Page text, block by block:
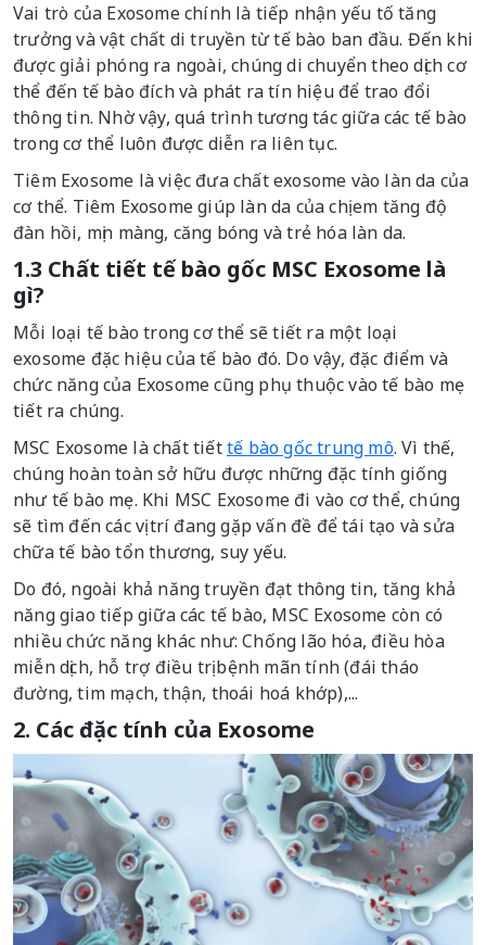
Vai trò của Exosome chính là tiếp nhận yếu tố tăng
trưởng và vật chất di truyền từ tế bào ban đầu. Đến khi
được giải phóng ra ngoài, chúng di chuyển theo dịch cơ
thể đến tế bào đích và phát ra tín hiệu để trao đổi
thông tin. Nhờ vậy, quá trình tương tác giữa các tế bào
trong cơ thể luôn được diễn ra liên tục.
Tiêm Exosome là việc đưa chất exosome vào làn da của
cơ thể. Tiêm Exosome giúp làn da của chị em tăng độ
đàn hồi, mịn màng, căng bóng và trẻ hóa làn da.
1.3 Chất tiết tế bào gốc MSC Exosome là
gì?
Mỗi loại tế bào trong cơ thể sẽ tiết ra một loại
exosome đặc hiệu của tế bào đó. Do vậy, đặc điểm và
chức năng của Exosome cũng phụ thuộc vào tế bào mẹ
tiết ra chúng.
MSC Exosome là chất tiếttế bào gốc trung mô. Vì thế,
chúng hoàn toàn sở hữu được những đặc tính giống
như tế bào mẹ. Khi MSC Exosome đi vào cơ thể, chúng
sẽ tìm đến các vị trí đang gặp vấn đề để tái tạo và sửa
chữa tế bào tổn thương, suy yếu.
Do đó, ngoài khả năng truyền đạt thông tin, tăng khả
năng giao tiếp giữa các tế bào, MSC Exosome còn có
nhiều chức năng khác như: Chống lão hóa, điều hòa
miễn dịch, hỗ trợ điều trị bệnh mãn tính (đái tháo
đường, tim mạch, thận, thoái hoá khớp),...
2. Các đặc tính của Exosome